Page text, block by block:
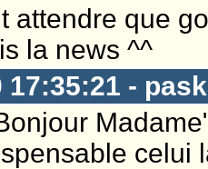
attendre que
la news ^^
17:35:21 -
celui